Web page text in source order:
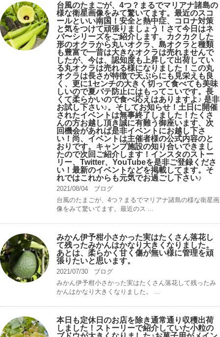
台風のたまごが、4つ？まるでマリアナ諸島の
様な衛星画像をみて驚いてます。最近のスコ
ールといい南国！安全と熱中症、コロナ対策
と気をつけて頑張りましょう！さて今日はネ
バ〜シリーズをご紹介します。カクカクした
形のオクラから丸いオクラ、島オクラと種類
も豊富で一昔は大きなオクラは売れませんで
したが、今は、認知度も上昇して出荷してい
る丸オクラは売れる様になりました！この丸
オクラは長さが特徴で天ぷらにも見栄えも良
く、更に1センチの大きく切って食べても美味
しいので夏バテ防止にはもってこいです。長
くて柔らかいので食べ応えはありますよ♪ 是非
お試し下さい♪。そしてお知らせ！土日に開催
されたイベントは無事終了しました！たくさ
んの方お越し頂き誠に有難う御座います、次
回機会があれば是非イベントにお越し下さ
い！尚、イベントは主催者様の公式内容のと
おりです。キャンプ️施設の知り合いできまし
たので次回ご紹介します！インスタのストー
リー、Twitter、YouTubeを是非ご登録くださ
い！最新のイベントなどを掲載してます。そ
れではこれからも元気でお過ごし下さい♪
2021/08/04
ブログ
台風のたまごが、4つ？まるでマリアナ諸島の様な衛星画
像をみて驚いてます。最近のス ...
みかん伊予柑小さかった実はたくさん落花し
て残ったみかんはかなり大きくなりました。
あとは、柔らかく甘く傷が無い様に管理を頑
張りたいと思います。
2021/07/30
ブログ
みかん伊予柑小さかった実はたくさん落花して残ったみ
かんはかなり大きくなりました。 ...
本日も定休日のお店を除き通常通り収穫出荷
しました！ストーリーで紹介していた小粒の